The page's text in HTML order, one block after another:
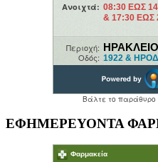
ΕΦΗΜΕΡΕΥΟΝΤΑ